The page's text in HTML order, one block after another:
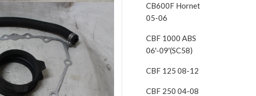
CB600F Hornet
05-06
CBF 1000 ABS
06'-09'(SC58)
CBF 125 08-12
CBF 250 04-08